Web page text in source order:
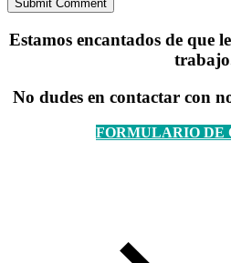
Estamos encantados de que
No dudes en contactar con
FORMULARIO DE